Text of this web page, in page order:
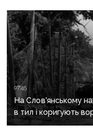
07:45
На Слов’янському
в тил і коригують
на Краматорському